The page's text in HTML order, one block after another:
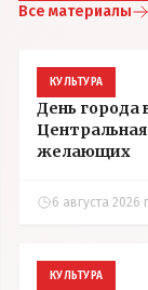
Все материалы
КУЛЬТУРА
День города
желающих
6 августа 2026
КУЛЬТУРА